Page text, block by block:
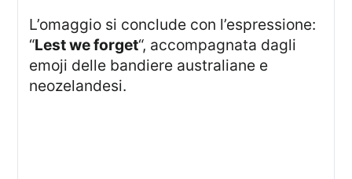
L’omaggio si conclude con l’espressione:
“Lest we forget“, accompagnata dagli
emoji delle bandiere australiane e
neozelandesi.